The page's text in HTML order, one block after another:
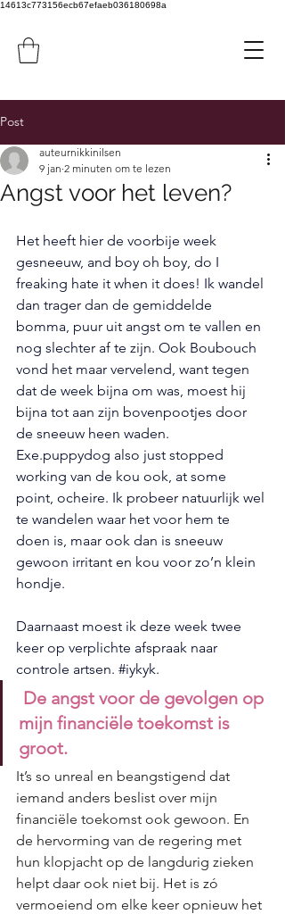
14613c773156ecb67efaeb036180698a
Post
Angst voor het leven?
auteurnikkinilsen
9 jan 2 minuten om te lezen
Het heeft hier de voorbije week
gesneeuw, and boy oh boy, do I
freaking hate it when it does! Ik wandel
dan trager dan de gemiddelde
bomma, puur uit angst om te vallen en
nog slechter af te zijn. Ook Boubouch
vond het maar vervelend, want tegen
dat de week bijna om was, moest hij
bijna tot aan zijn bovenpootjes door
de sneeuw heen waden.
Exe.puppydog also just stopped
working van de kou ook, at some
point, ocheire. Ik probeer natuurlijk wel
te wandelen waar het voor hem te
doen is, maar ook dan is sneeuw
gewoon irritant en kou voor zo’n klein
hondje.
Daarnaast moest ik deze week twee
keer op verplichte afspraak naar
controle artsen. #iykyk.
De angst voor de gevolgen op
mijn financiële toekomst is
groot.
It’s so unreal en beangstigend dat
iemand anders beslist over mijn
financiële toekomst ook gewoon. En
de hervorming van de regering met
hun klopjacht op de langdurig zieken
helpt daar ook niet bij. Het is zó
vermoeiend om elke keer opnieuw het